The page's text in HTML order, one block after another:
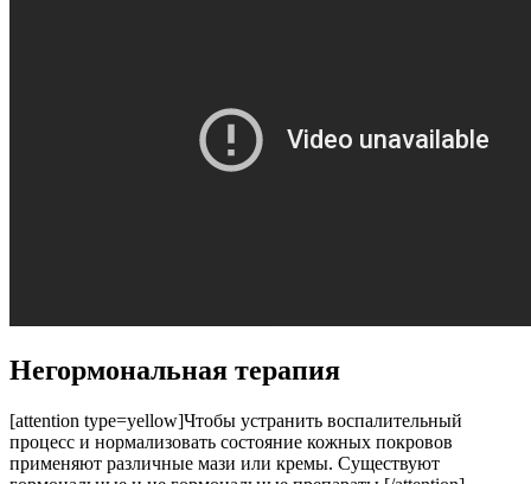
Негормональная терапия
[attention type=yellow]Чтобы устранить воспалительный
процесс и нормализовать состояние кожных покровов
применяют различные мази или кремы. Существуют